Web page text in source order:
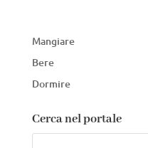
Mangiare
Bere
Dormire
Cerca nel portale